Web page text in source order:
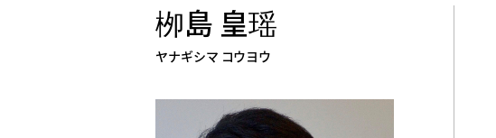
栁島 皇瑶
ヤナギシマ コウヨウ